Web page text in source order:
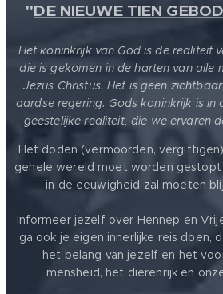
"DE NIEUWE TIEN
Het koninkrijk van God is de realiteit
die is gekomen in de harten van alle
Jezus Christus. Het is geen
aardse regering. Gods koninkrijk is in
geestelijke realiteit, die we ervaren
Het doden (vermoorden,
gehele wereld moet worden
in de eeuwigheid zal moeten
Informeer jezelf over Hennep en
ga ook je eigen innerlijke reis doen,
het belang van jezelf en het
mensheid, het dierenrijk en